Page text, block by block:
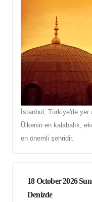
İstanbul, Türkiye'de
Ülkenin en kalabalık,
en önemli şehridir.
18 October 2026
Denizde